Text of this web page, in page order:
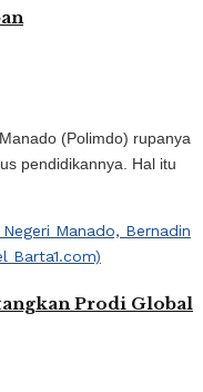
(Polimdo) rupanya
pendidikannya. Hal itu
Prodi Global